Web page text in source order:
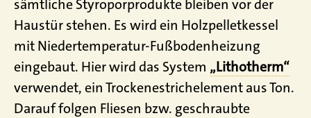
sämtliche Styroporprodukte bleiben vor der
Haustür stehen. Es wird ein Holzpelletkessel
mit Niedertemperatur-Fußbodenheizung
eingebaut. Hier wird das System „Lithotherm“
verwendet, ein Trockenestrichelement aus Ton.
Darauf folgen Fliesen bzw. geschraubte